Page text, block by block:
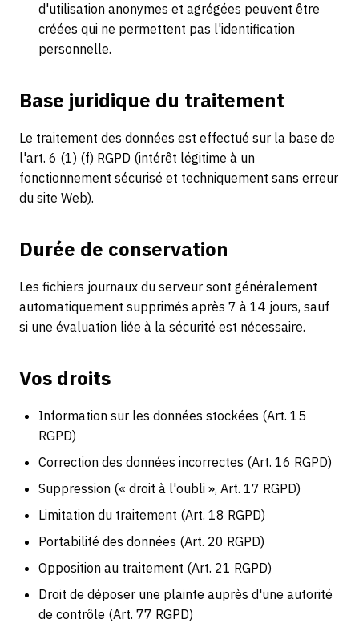
d'utilisation anonymes et agrégées peuvent être
créées qui ne permettent pas l'identification
personnelle.
Base juridique du traitement
Le traitement des données est effectué sur la base de
l'art. 6 (1) (f) RGPD (intérêt légitime à un
fonctionnement sécurisé et techniquement sans erreur
du site Web).
Durée de conservation
Les fichiers journaux du serveur sont généralement
automatiquement supprimés après 7 à 14 jours, sauf
si une évaluation liée à la sécurité est nécessaire.
Vos droits
Information sur les données stockées (Art. 15
RGPD)
Correction des données incorrectes (Art. 16 RGPD)
Suppression (« droit à l'oubli », Art. 17 RGPD)
Limitation du traitement (Art. 18 RGPD)
Portabilité des données (Art. 20 RGPD)
Opposition au traitement (Art. 21 RGPD)
Droit de déposer une plainte auprès d'une autorité
de contrôle (Art. 77 RGPD)